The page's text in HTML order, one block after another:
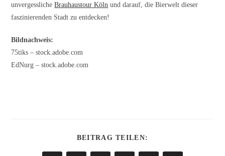
unvergesslicheBrauhaustour Köln und darauf, die Bierwelt dieser
faszinierenden Stadt zu entdecken!
Bildnachweis:
75tiks – stock.adobe.com
EdNurg – stock.adobe.com
BEITRAG TEILEN:
TEILEN